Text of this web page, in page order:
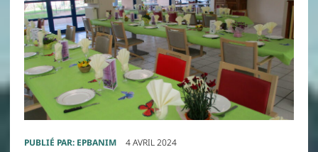
PUBLIÉ PAR: EPBANIM 4 AVRIL 2024